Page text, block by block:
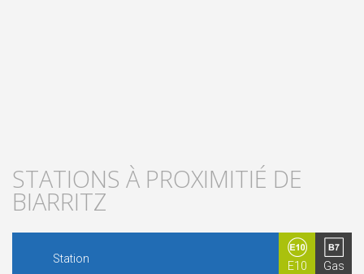
STATIONS À PROXIMITIÉ DE
BIARRITZ
Station
E10 Gas